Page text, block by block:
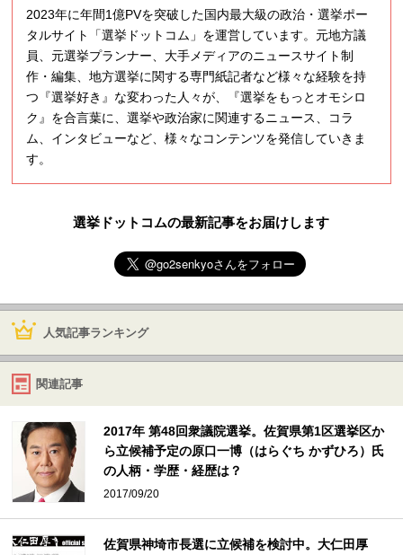
2023年に年間1億PVを突破した国内最大級の政治・選挙ポー
タルサイト「選挙ドットコム」を運営しています。元地方議
員、元選挙プランナー、大手メディアのニュースサイト制
作・編集、地方選挙に関する専門紙記者など様々な経験を持
つ『選挙好き』な変わった人々が、『選挙をもっとオモシロ
ク』を合言葉に、選挙や政治家に関連するニュース、コラ
ム、インタビューなど、様々なコンテンツを発信していきま
す。
選挙ドットコムの最新記事をお届けします
人気記事ランキング
関連記事
2017年 第48回衆議院選挙。佐賀県第1区選挙区か
ら立候補予定の原口一博（はらぐち かずひろ）氏
の人柄・学歴・経歴は？
2017/09/20
佐賀県神埼市長選に立候補を検討中。大仁田厚